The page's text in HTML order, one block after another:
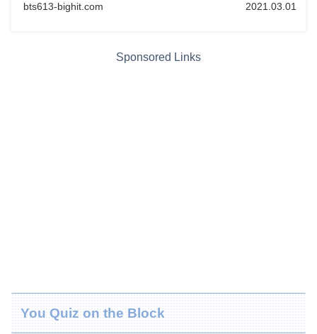
bts613-bighit.com 2021.03.01
Sponsored Links
You Quiz on the Block